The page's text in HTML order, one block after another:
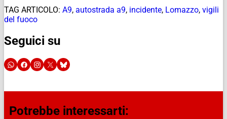
TAG ARTICOLO: A9, autostrada a9, incidente, Lomazzo, vigili
del fuoco
Seguici su
Potrebbe interessarti: